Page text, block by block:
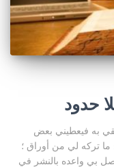
حدود
به فيعطيني بعض
ما تركه لي من أوراق ؛
بي واعده بالنشر في